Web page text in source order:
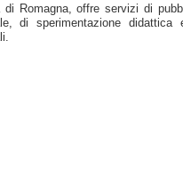
Romagna, offre servizi di
di sperimentazione